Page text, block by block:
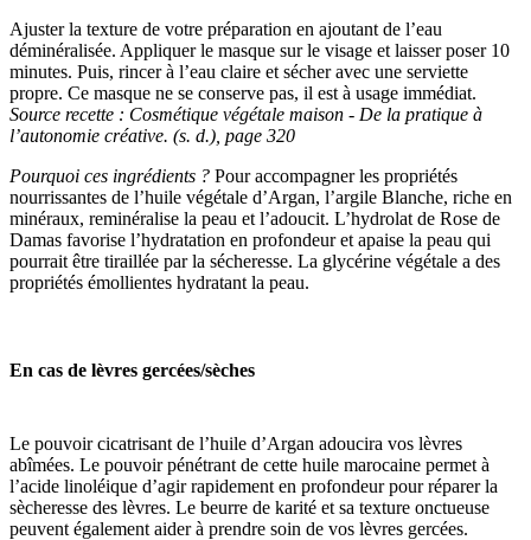
Ajuster la texture de votre préparation en ajoutant de l’eau
déminéralisée. Appliquer le masque sur le visage et laisser poser 10
minutes. Puis, rincer à l’eau claire et sécher avec une serviette
propre. Ce masque ne se conserve pas, il est à usage immédiat.
Source recette : Cosmétique végétale maison - De la pratique à
l’autonomie créative. (s. d.), page 320
Pourquoi ces ingrédients ? Pour accompagner les propriétés
nourrissantes de l’huile végétale d’Argan, l’argile Blanche, riche en
minéraux, reminéralise la peau et l’adoucit. L’hydrolat de Rose de
Damas favorise l’hydratation en profondeur et apaise la peau qui
pourrait être tiraillée par la sécheresse. La glycérine végétale a des
propriétés émollientes hydratant la peau.
En cas de lèvres gercées/sèches
Le pouvoir cicatrisant de l’huile d’Argan adoucira vos lèvres
abîmées. Le pouvoir pénétrant de cette huile marocaine permet à
l’acide linoléique d’agir rapidement en profondeur pour réparer la
sècheresse des lèvres. Le beurre de karité et sa texture onctueuse
peuvent également aider à prendre soin de vos lèvres gercées.